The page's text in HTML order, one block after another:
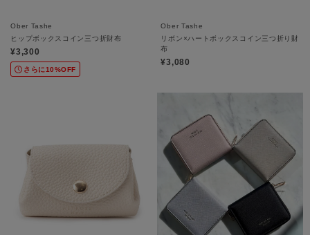
Ober Tashe
ヒップボックスコイン三つ折財布
¥3,300
さらに10%OFF
Ober Tashe
リボン×ハートボックスコイン三つ折り財
布
¥3,080